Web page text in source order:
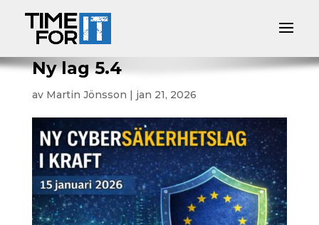
Ny lag 5.4
av Martin Jönsson | jan 21, 2026